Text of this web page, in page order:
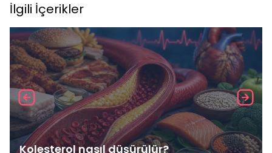
İlgili İçerikler
Kolesterol nasıl düşürülür?